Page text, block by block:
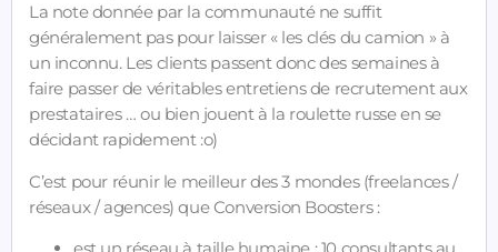
La note donnée par la communauté ne suffit
généralement pas pour laisser « les clés du camion » à
un inconnu. Les clients passent donc des semaines à
faire passer de véritables entretiens de recrutement aux
prestataires … ou bien jouent à la roulette russe en se
décidant rapidement :o)
C’est pour réunir le meilleur des 3 mondes (freelances /
réseaux / agences) que Conversion Boosters :